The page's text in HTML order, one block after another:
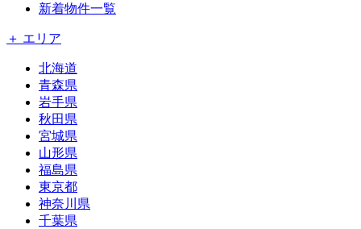
新着物件一覧
＋ エリア
北海道
青森県
岩手県
秋田県
宮城県
山形県
福島県
東京都
神奈川県
千葉県